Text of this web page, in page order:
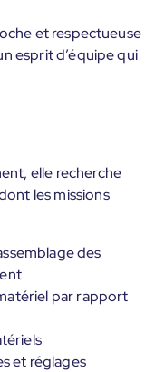
et respectueuse
esprit d’équipe qui
elle recherche
les missions
des
par rapport
et réglages